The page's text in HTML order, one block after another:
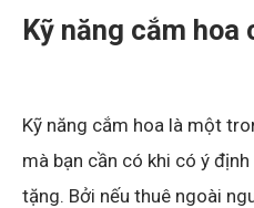
Kỹ năng cắm hoa
Kỹ năng cắm hoa là một
mà bạn cần có khi có ý
tặng. Bởi nếu thuê ngoài